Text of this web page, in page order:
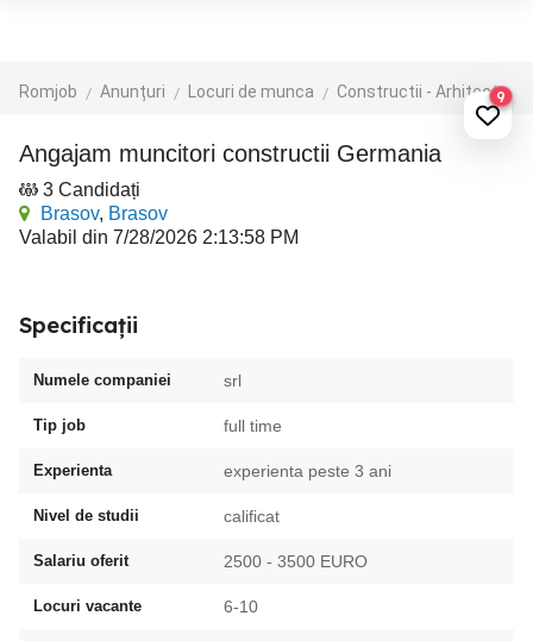
Romjob Anunțuri Locuri de munca Constructii - Arhitectura - Design9
angajam muncitori constructii Germania
3 Candidați
Brasov, Brasov
Valabil din 7/28/2026 2:13:58 PM
Specificații
Numele companiei srl
Tip job full time
Experienta experienta peste 3 ani
Nivel de studii calificat
Salariu oferit 2500 - 3500 EURO
Locuri vacante 6-10